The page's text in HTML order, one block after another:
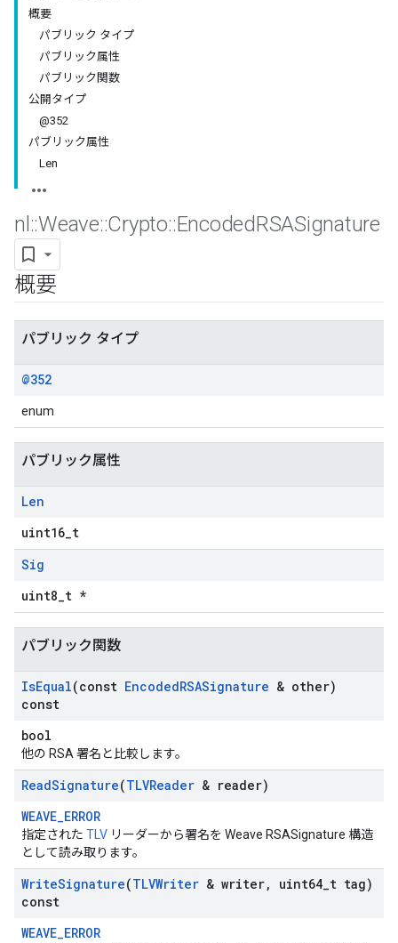
概要
パブリック タイプ
パブリック属性
パブリック関数
公開タイプ
@352
パブリック属性
Len
nl ::Weave::Crypto::EncodedRSASignature
概要
パブリック タイプ
@352
enum
パブリック属性
Len
uint16_t
Sig
uint8_t *
パブリック関数
IsEqual(const EncodedRSASignature & other)
const
bool
他の RSA 署名と比較します。
ReadSignature(TLVReader & reader)
WEAVE_ERROR
指定された TLV リーダーから署名を Weave RSASignature 構造
として読み取ります。
WriteSignature(TLVWriter & writer, uint64 t tag)
const
WEAVE_ERROR